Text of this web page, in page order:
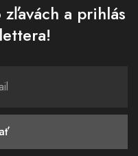
a prihlás